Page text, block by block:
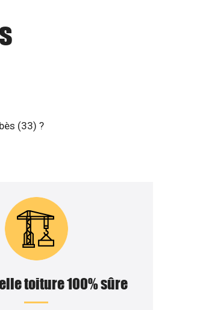
(33) ?
toiture 100% sûre